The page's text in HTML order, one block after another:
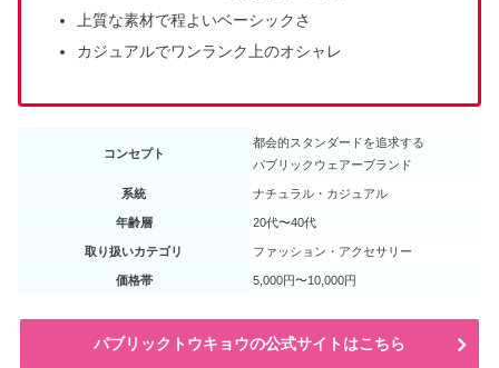
上質な素材で程よいベーシックさ
カジュアルでワンランク上のオシャレ
コンセプト
都会的スタンダードを追求する
パブリックウェアーブランド
系統 ナチュラル・カジュアル
年齢層 20代〜40代
取り扱いカテゴリ ファッション・アクセサリー
価格帯 5,000円〜10,000円
パブリックトウキョウの公式サイトはこちら